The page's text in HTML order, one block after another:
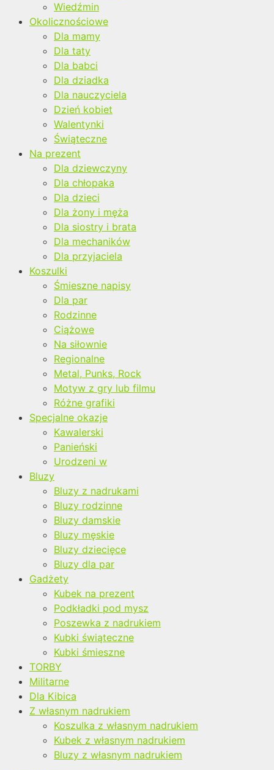
Wiedźmin
Okolicznościowe
Dla mamy
Dla taty
Dla babci
Dla dziadka
Dla nauczyciela
Dzień kobiet
Walentynki
Świąteczne
Na prezent
Dla dziewczyny
Dla chłopaka
Dla dzieci
Dla żony i męża
Dla siostry i brata
Dla mechaników
Dla przyjaciela
Koszulki
Śmieszne napisy
Dla par
Rodzinne
Ciążowe
Na siłownie
Regionalne
Metal, Punks, Rock
Motyw z gry lub filmu
Różne grafiki
Specjalne okazje
Kawalerski
Panieński
Urodzeni w
Bluzy
Bluzy z nadrukami
Bluzy rodzinne
Bluzy damskie
Bluzy męskie
Bluzy dziecięce
Bluzy dla par
Gadżety
Kubek na prezent
Podkładki pod mysz
Poszewka z nadrukiem
Kubki świąteczne
Kubki śmieszne
TORBY
Militarne
Dla Kibica
Z własnym nadrukiem
Koszulka z własnym nadrukiem
Kubek z własnym nadrukiem
Bluzy z własnym nadrukiem